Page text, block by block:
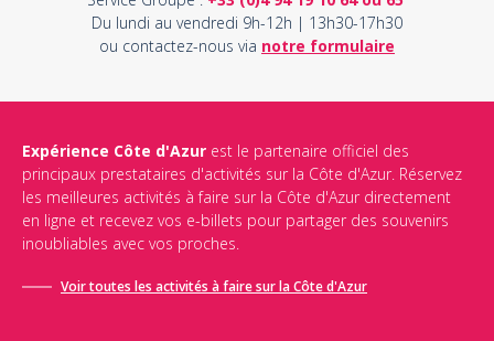
Du lundi au vendredi 9h-12h | 13h30-17h30
ou contactez-nous via notre formulaire
Expérience Côte d'Azur est le partenaire officiel des
principaux prestataires d'activités sur la Côte d'Azur. Réservez
les meilleures activités à faire sur la Côte d'Azur directement
en ligne et recevez vos e-billets pour partager des souvenirs
inoubliables avec vos proches.
Voir toutes les activités à faire sur la Côte d'Azur